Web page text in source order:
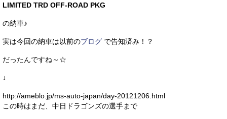
お問い合わせ
メールフォーム
LIMITED TRD OFF-ROAD PKG
の納車♪
実は今回の納車は以前のブログ で告知済み！？
だったんですね～☆
↓
http://ameblo.jp/ms-auto-japan/day-20121206.html
この時はまだ、中日ドラゴンズの選手まで